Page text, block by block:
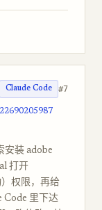
Claude Code #7
装 adobe
打开
权限，再给
Code 里下达